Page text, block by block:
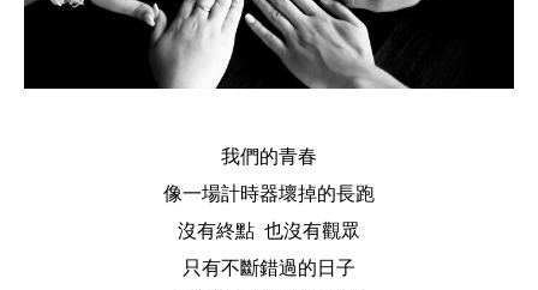
我們的青春
像一場計時器壞掉的長跑
沒有終點 也沒有觀眾
只有不斷錯過的日子